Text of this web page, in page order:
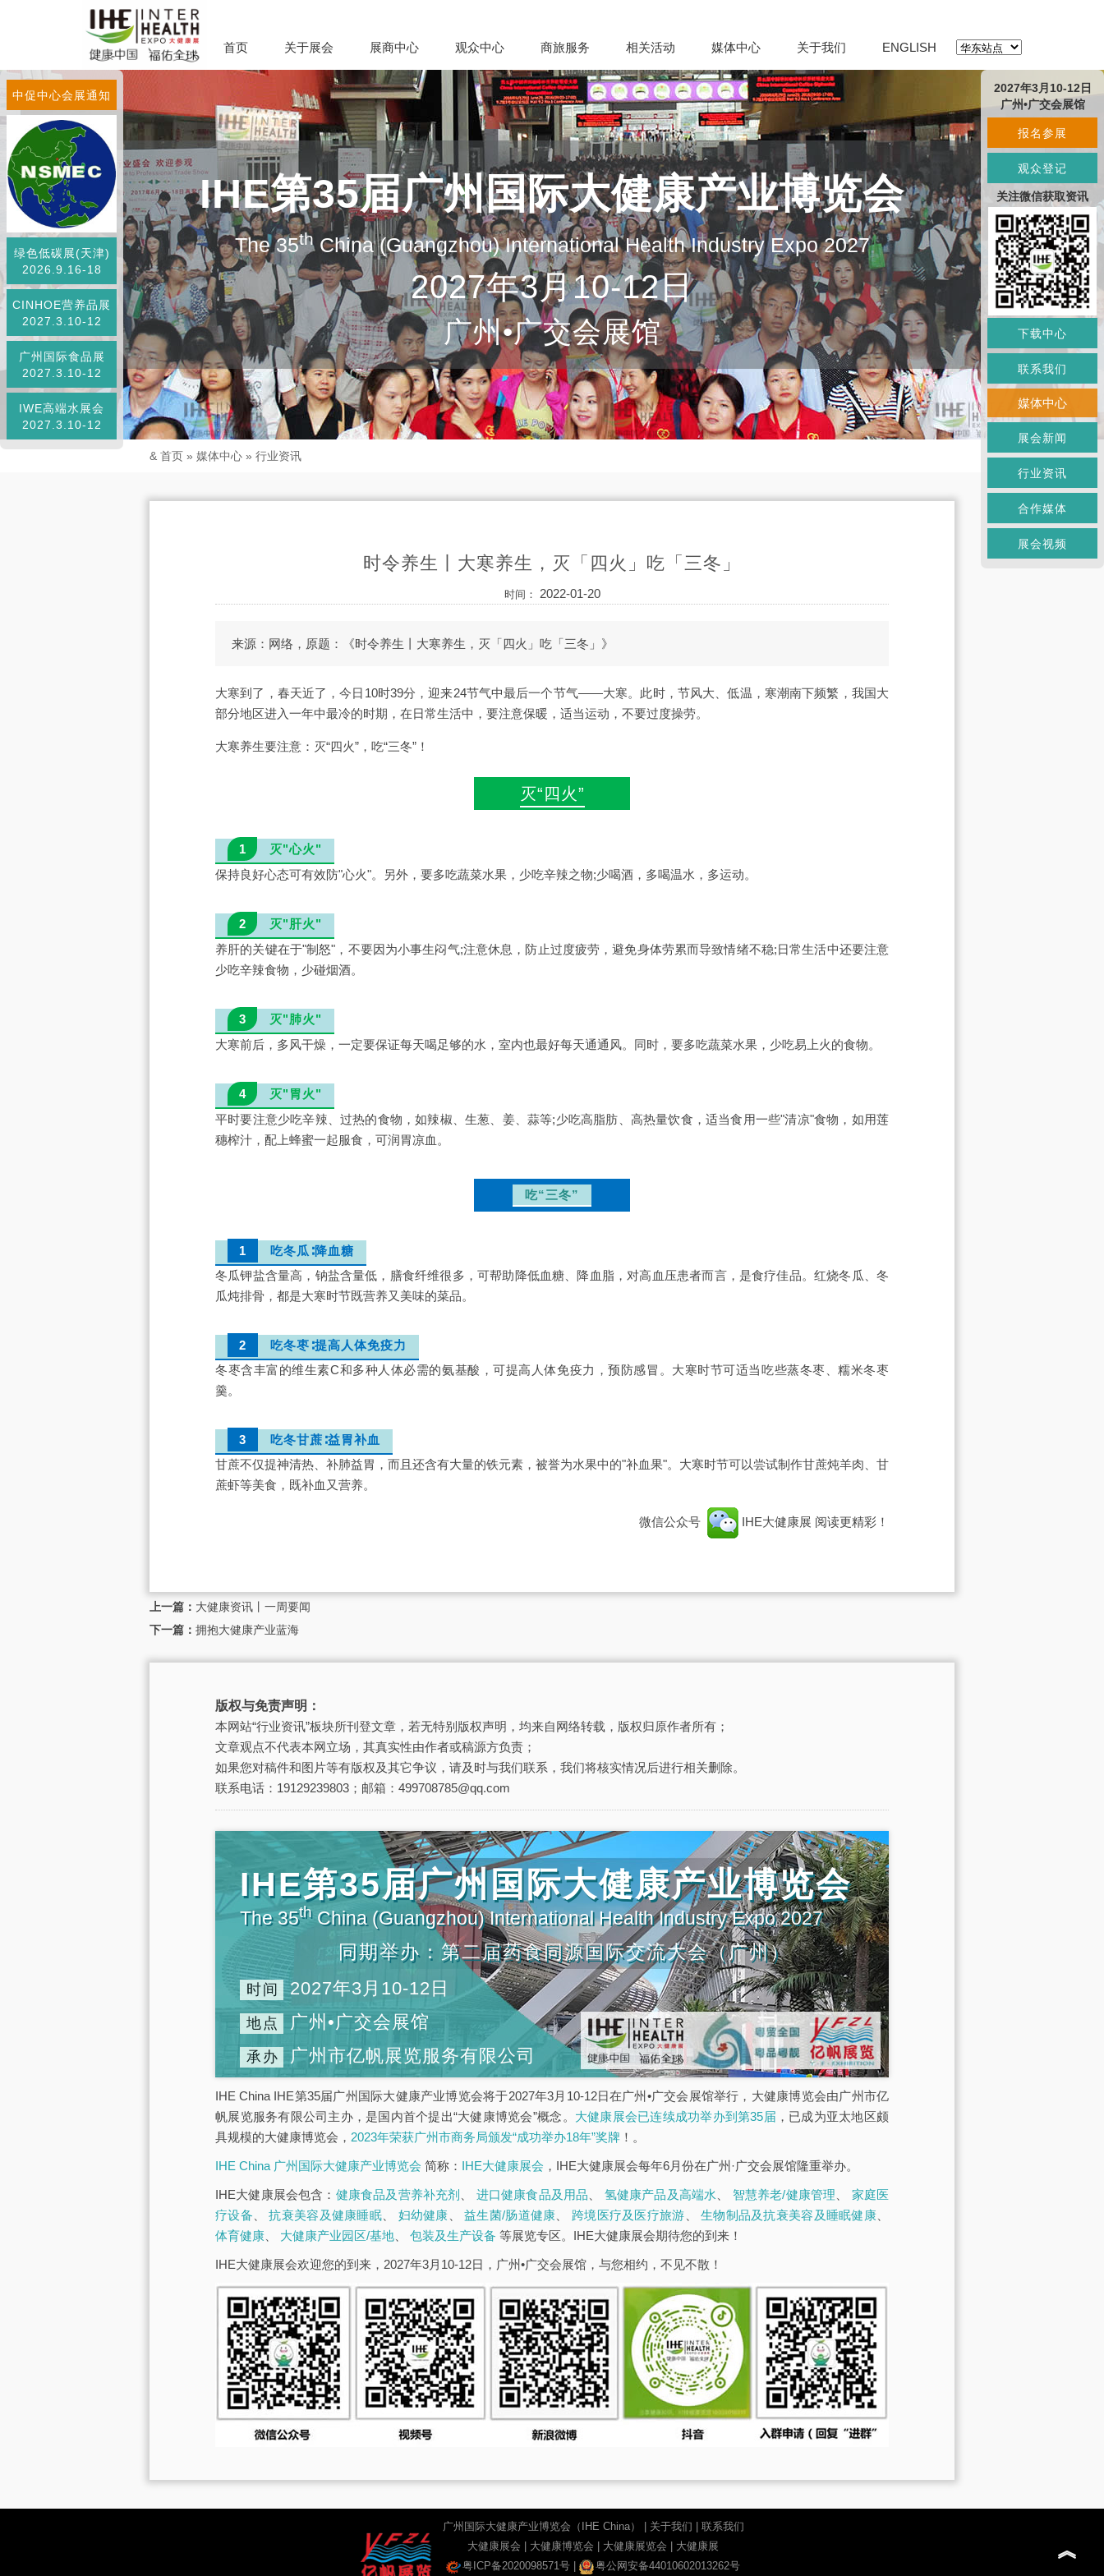
首页 关于展会 展商中心 观众中心 商旅服务 相关活动 媒体中心 关于我们 ENGLISH
IHE第35届广州国际大健康产业博览会
The 35thChina (Guangzhou) International Health Industry Expo 2027
2027年3月10-12日
广州•广交会展馆
中促中心会展通知
绿色低碳展(天津)
2026.9.16-18
CINHOE营养品展
2027.3.10-12
广州国际食品展
2027.3.10-12
IWE高端水展会
2027.3.10-12
& 首页 » 媒体中心 » 行业资讯
时令养生丨大寒养生，灭「四火」吃「三冬」
时间： 2022-01-20
来源：网络，原题：《时令养生丨大寒养生，灭「四火」吃「三冬」》
大寒到了，春天近了，今日10时39分，迎来24节气中最后一个节气——大寒。此时，节风大、低温，寒潮南下频繁，我国大
部分地区进入一年中最冷的时期，在日常生活中，要注意保暖，适当运动，不要过度操劳。
大寒养生要注意：灭“四火”，吃“三冬”！
灭“四火”
1
灭"心火"
保持良好心态可有效防"心火"。另外，要多吃蔬菜水果，少吃辛辣之物;少喝酒，多喝温水，多运动。
2
灭"肝火"
养肝的关键在于"制怒"，不要因为小事生闷气;注意休息，防止过度疲劳，避免身体劳累而导致情绪不稳;日常生活中还要注意
少吃辛辣食物，少碰烟酒。
3
灭"肺火"
大寒前后，多风干燥，一定要保证每天喝足够的水，室内也最好每天通通风。同时，要多吃蔬菜水果，少吃易上火的食物。
4
灭"胃火"
平时要注意少吃辛辣、过热的食物，如辣椒、生葱、姜、蒜等;少吃高脂肪、高热量饮食，适当食用一些"清凉"食物，如用莲
穗榨汁，配上蜂蜜一起服食，可润胃凉血。
吃“三冬”
1
吃冬瓜∶降血糖
冬瓜钾盐含量高，钠盐含量低，膳食纤维很多，可帮助降低血糖、降血脂，对高血压患者而言，是食疗佳品。红烧冬瓜、冬
瓜炖排骨，都是大寒时节既营养又美味的菜品。
2
吃冬枣∶提高人体免疫力
冬枣含丰富的维生素C和多种人体必需的氨基酸，可提高人体免疫力，预防感冒。大寒时节可适当吃些蒸冬枣、糯米冬枣
羹。
3
吃冬甘蔗∶益胃补血
甘蔗不仅提神清热、补肺益胃，而且还含有大量的铁元素，被誉为水果中的"补血果"。大寒时节可以尝试制作甘蔗炖羊肉、甘
蔗虾等美食，既补血又营养。
微信公众号 IHE大健康展 阅读更精彩！
上一篇： 大健康资讯丨一周要闻
下一篇： 拥抱大健康产业蓝海
版权与免责声明：
本网站“行业资讯”板块所刊登文章，若无特别版权声明，均来自网络转载，版权归原作者所有；
文章观点不代表本网立场，其真实性由作者或稿源方负责；
如果您对稿件和图片等有版权及其它争议，请及时与我们联系，我们将核实情况后进行相关删除。
联系电话：19129239803；邮箱：499708785@qq.com
IHE第35届广州国际大健康产业博览会
The 35thChina (Guangzhou) International Health Industry Expo 2027
同期举办：第二届药食同源国际交流大会（广州）
时间 2027年3月10-12日
地点 广州•广交会展馆
承办 广州市亿帆展览服务有限公司
IHE China IHE第35届广州国际大健康产业博览会将于2027年3月10-12日在广州•广交会展馆举行，大健康博览会由广州市亿
帆展览服务有限公司主办，是国内首个提出“大健康博览会”概念。 大健康展会已连续成功举办到第35届 ，已成为亚太地区颇
具规模的大健康博览会， 2023年荣获广州市商务局颁发“成功举办18年”奖牌 ！。
IHE China 广州国际大健康产业博览会 简称： IHE大健康展会 ，IHE大健康展会每年6月份在广州·广交会展馆隆重举办。
IHE大健康展会包含： 健康食品及营养补充剂 进口健康食品及用品 氢健康产品及高端水 智慧养老/健康管理
家庭医
疗设备 、抗衰美容及健康睡眠、 妇幼健康 、益生菌/肠道健康 跨境医疗及医疗旅游 、生物制品及抗衰美容及睡眠健康
体育健康
大健康产业园区/基地 包装及生产设备 等展览专区。IHE大健康展会期待您的到来！
IHE大健康展会欢迎您的到来，2027年3月10-12日，广州•广交会展馆，与您相约，不见不散！
广州国际大健康产业博览会（IHE China） 关于我们
联系我们
大健康展会
大健康博览会 大健康展览会
大健康展
粤ICP备2020098571号
粤公网安备44010602013262号
︽
2027年3月10-12日
广州•广交会展馆
报名参展
观众登记
关注微信获取资讯
下载中心
联系我们
媒体中心
展会新闻
行业资讯
合作媒体
展会视频